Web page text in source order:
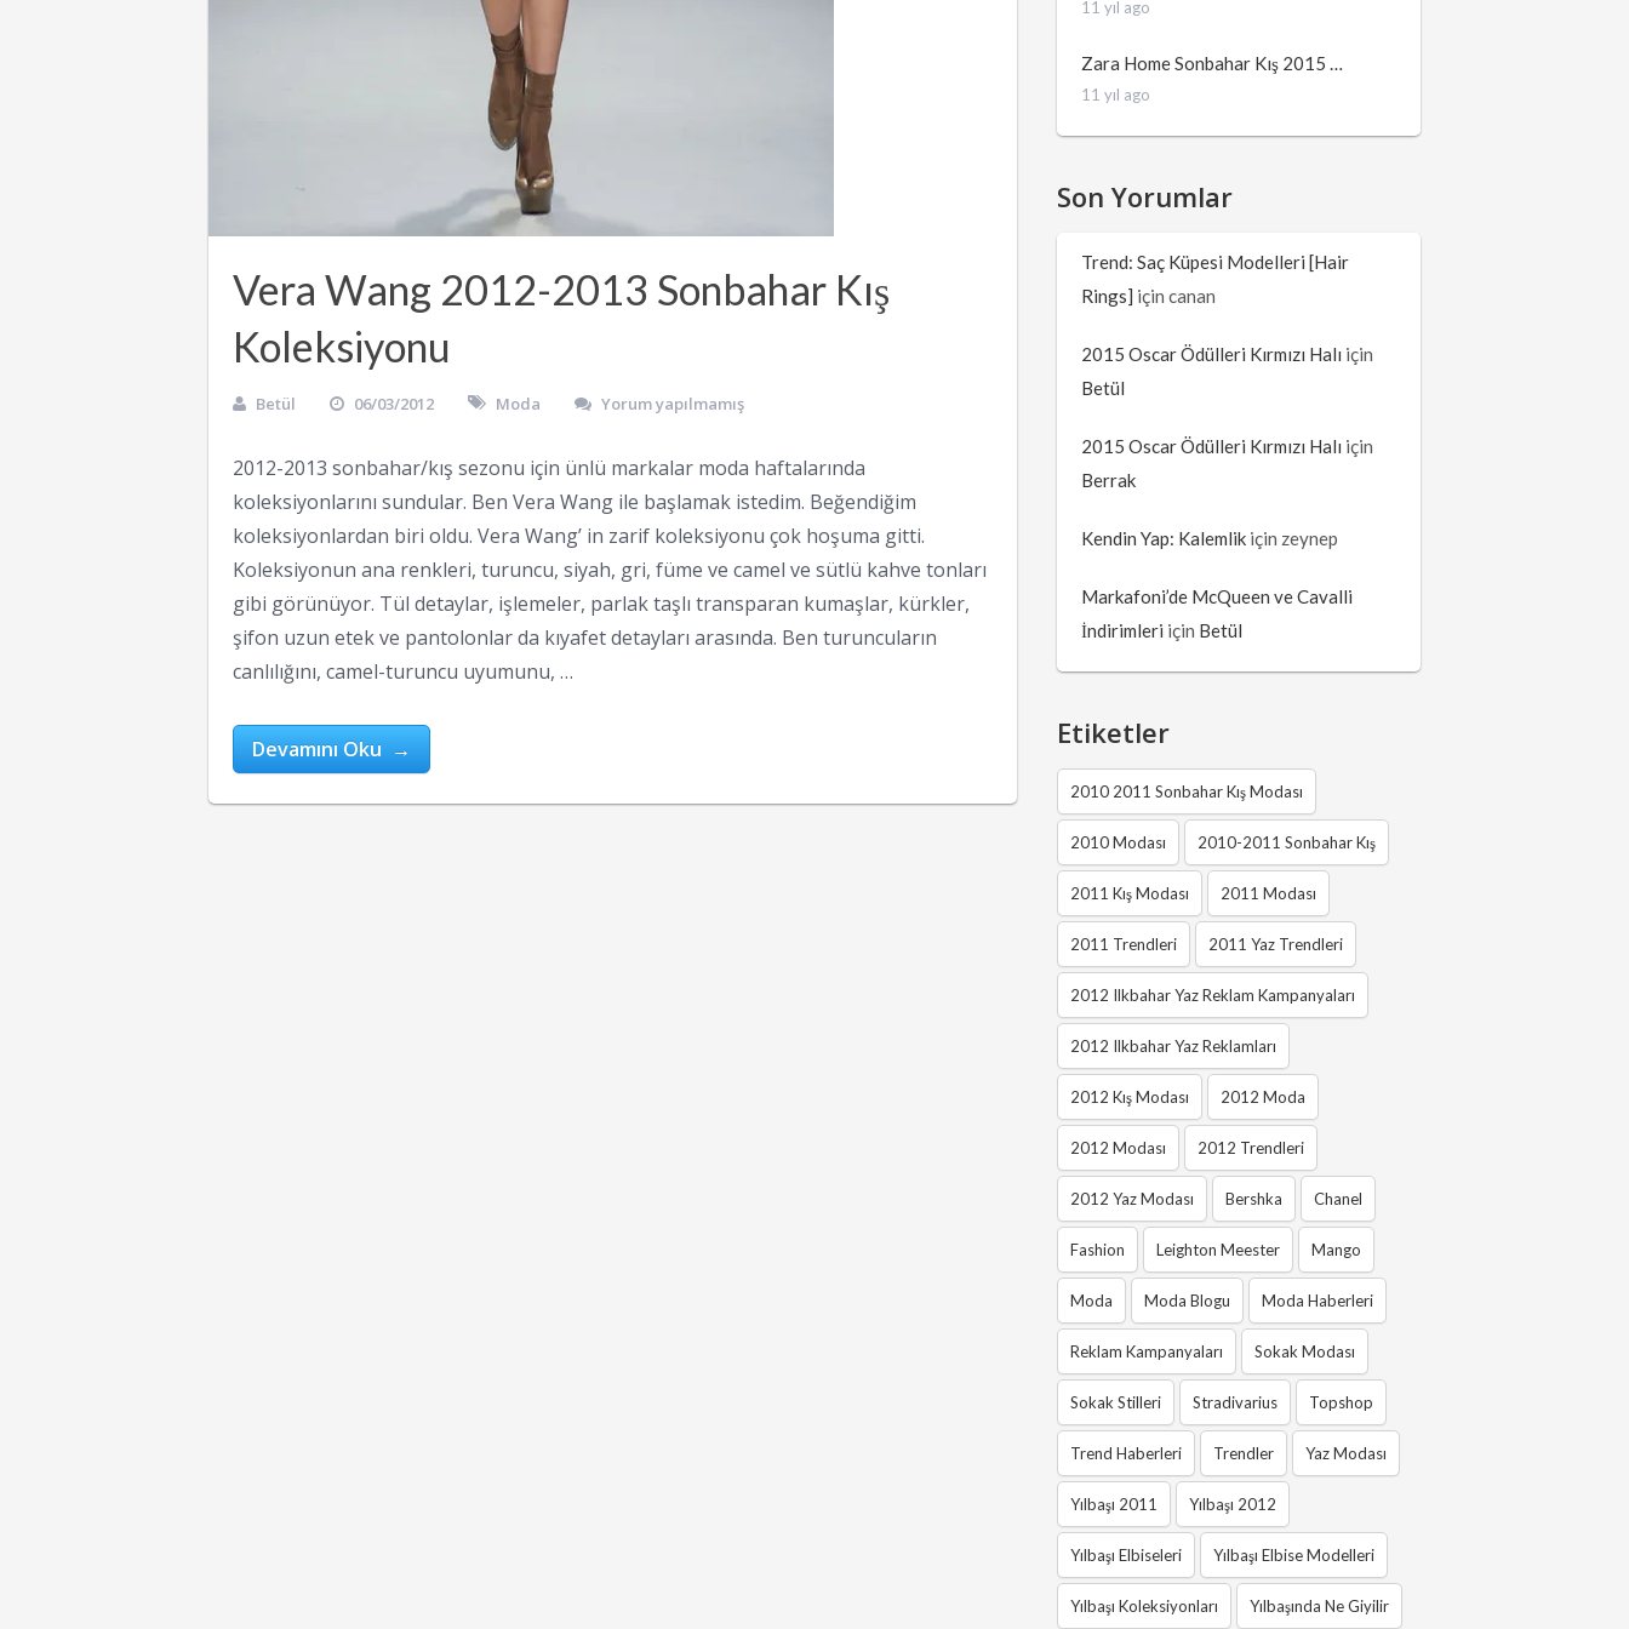
Vera Wang 2012-2013 Sonbahar Kış
Koleksiyonu
Betül 06/03/2012 Moda Yorum yapılmamış
2012-2013 sonbahar/kış sezonu için ünlü markalar moda haftalarında
koleksiyonlarını sundular. Ben Vera Wang ile başlamak istedim. Beğendiğim
koleksiyonlardan biri oldu. Vera Wang’ in zarif koleksiyonu çok hoşuma gitti.
Koleksiyonun ana renkleri, turuncu, siyah, gri, füme ve camel ve sütlü kahve tonları
gibi görünüyor. Tül detaylar, işlemeler, parlak taşlı transparan kumaşlar, kürkler,
şifon uzun etek ve pantolonlar da kıyafet detayları arasında. Ben turuncuların
canlılığını, camel-turuncu uyumunu, …
Devamını Oku →
11 yıl ago
Zara Home Sonbahar Kış 2015 …
11 yıl ago
Son Yorumlar
Trend: Saç Küpesi Modelleri [Hair
Rings] için canan
2015 Oscar Ödülleri Kırmızı Halı için
Betül
2015 Oscar Ödülleri Kırmızı Halı için
Berrak
Kendin Yap: Kalemlik için zeynep
Markafoni’de McQueen ve Cavalli
İndirimleri için Betül
Etiketler
2010 2011 Sonbahar Kış Modası
2010 Modası 2010-2011 Sonbahar Kış
2011 Kış Modası 2011 Modası
2011 Trendleri 2011 Yaz Trendleri
2012 Ilkbahar Yaz Reklam Kampanyaları
2012 Ilkbahar Yaz Reklamları
2012 Kış Modası 2012 Moda
2012 Modası 2012 Trendleri
2012 Yaz Modası Bershka Chanel
Fashion Leighton Meester Mango
Moda Moda Blogu Moda Haberleri
Reklam Kampanyaları Sokak Modası
Sokak Stilleri Stradivarius Topshop
Trend Haberleri Trendler Yaz Modası
Yılbaşı 2011 Yılbaşı 2012
Yılbaşı Elbiseleri Yılbaşı Elbise Modelleri
Yılbaşı Koleksiyonları Yılbaşında Ne Giyilir